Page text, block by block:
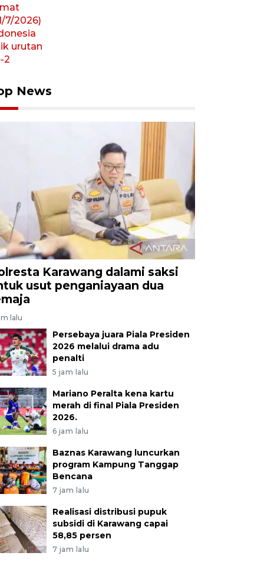
News
Karawang dalami saksi
usut penganiayaan dua
lalu
Persebaya juara Piala Presiden
2026 melalui drama adu
penalti
5 jam lalu
Mariano Peralta kena kartu
merah di final Piala Presiden
2026.
6 jam lalu
Baznas Karawang luncurkan
program Kampung Tanggap
Bencana
7 jam lalu
Realisasi distribusi pupuk
subsidi di Karawang capai
58,85 persen
7 jam lalu